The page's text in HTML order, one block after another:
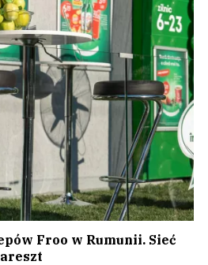
Froo w Rumunii. Sieć